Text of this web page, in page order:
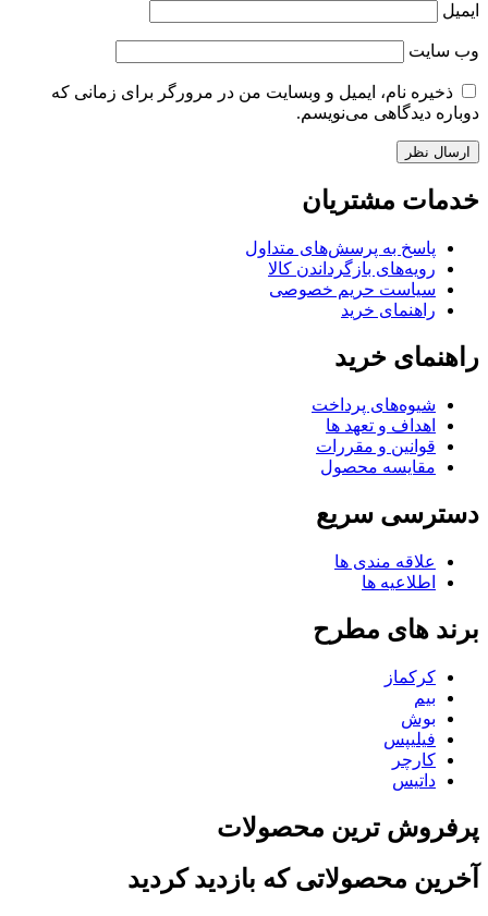
ایمیل
وب‌ سایت
ذخیره نام، ایمیل و وبسایت من در مرورگر برای زمانی که
دوباره دیدگاهی می‌نویسم.
خدمات مشتریان
پاسخ به پرسش‌های متداول
رویه‌های بازگرداندن کالا
سیاست حریم خصوصی
راهنمای خرید
راهنمای خرید
شیوه‌های پرداخت
اهداف و تعهد ها
قوانین و مقررات
مقایسه محصول
دسترسی سریع
علاقه مندی ها
اطلاعیه ها
برند های مطرح
کرکماز
بیم
بوش
فیلیپس
کارچر
داتیس
پرفروش ترین محصولات
آخرین محصولاتی که بازدید کردید